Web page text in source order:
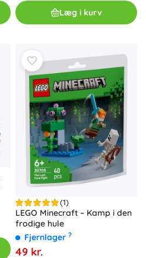
Læg i kurv
(1)
LEGO Minecraft – Kamp i den
frodige hule
Fjernlager ?
49 kr.